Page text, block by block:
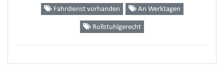
Fahrdienst vorhanden An Werktagen
Rollstuhlgerecht